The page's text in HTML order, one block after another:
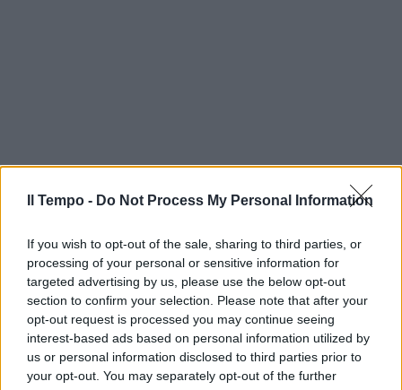
Il Tempo - Do Not Process My Personal Information
If you wish to opt-out of the sale, sharing to third parties, or
processing of your personal or sensitive information for
targeted advertising by us, please use the below opt-out
section to confirm your selection. Please note that after your
opt-out request is processed you may continue seeing
interest-based ads based on personal information utilized by
us or personal information disclosed to third parties prior to
your opt-out. You may separately opt-out of the further